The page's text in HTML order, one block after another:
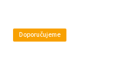
Doporučujeme